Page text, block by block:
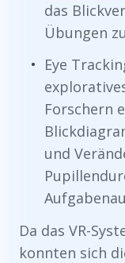
das
Übungen
Eye
Forschern
und
Da das VR-
konnten sich